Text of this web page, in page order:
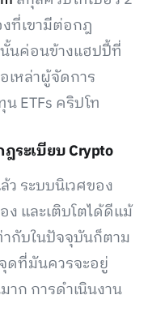
ที่เขามีต่อกฎ
นั้นค่อนข้างแฮปปี้ที่
เหล่าผู้จัดการ
ETFs คริปโท
ระเบียบCrypto
ว ระบบนิเวศของ
ง และเติบโตได้ดีแม้
ากับในปัจจุบันก็ตาม
ดที่มันควรจะอยู่
าก การดำเนินงาน